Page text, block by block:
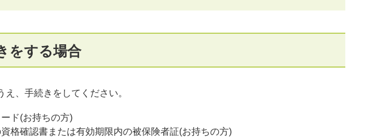
をする場合
、手続きをしてください。
ド(お持ちの方)
格確認書または有効期限内の被保険者証(お持ちの方)